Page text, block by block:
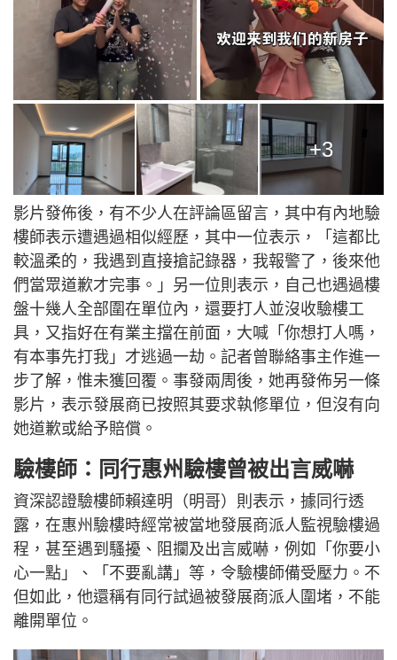
+3
影片發佈後，有不少人在評論區留言，其中有內地驗
樓師表示遭遇過相似經歷，其中一位表示，「這都比
較溫柔的，我遇到直接搶記錄器，我報警了，後來他
們當眾道歉才完事。」另一位則表示，自己也遇過樓
盤十幾人全部圍在單位內，還要打人並沒收驗樓工
具，又指好在有業主擋在前面，大喊「你想打人嗎，
有本事先打我」才逃過一劫。記者曾聯絡事主作進一
步了解，惟未獲回覆。事發兩周後，她再發佈另一條
影片，表示發展商已按照其要求執修單位，但沒有向
她道歉或給予賠償。
驗樓師：同行惠州驗樓曾被出言威嚇
資深認證驗樓師賴達明（明哥）則表示，據同行透
露，在惠州驗樓時經常被當地發展商派人監視驗樓過
程，甚至遇到騷擾、阻攔及出言威嚇，例如「你要小
心一點」、「不要亂講」等，令驗樓師備受壓力。不
但如此，他還稱有同行試過被發展商派人圍堵，不能
離開單位。